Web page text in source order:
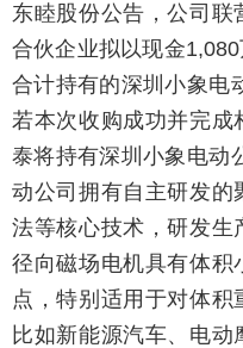
东睦股份公告，公司联
合伙企业拟以现金
合计持有的深圳小象电
若本次收购成功并完成
泰将持有深圳小象电动
动公司拥有自主研发的
法等核心技术，研发生
径向磁场电机具有体积
点，特别适用于对体积
比如新能源汽车、电